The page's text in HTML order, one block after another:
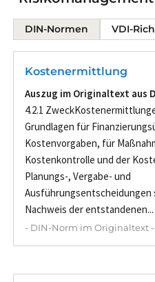
DIN-Normen VDI-
Kostenermittlung
Auszug im Originaltext aus
4.2.1
Grundlagen für
Kostenvorgaben, für
Kostenkontrolle und der
Planungs-, Vergabe- und
Ausführungsentscheidungen
Nachweis der entstandenen...
- DIN-Norm im Originaltext -